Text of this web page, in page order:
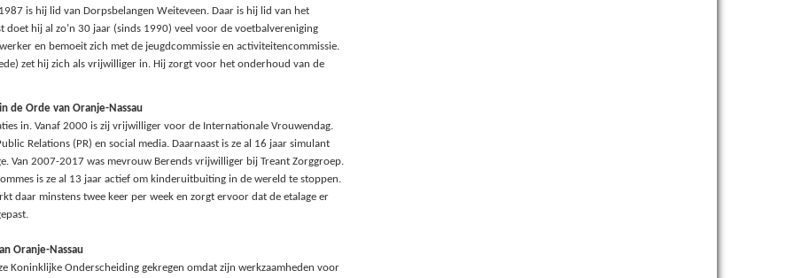
is hij lid van Dorpsbelangen Weiteveen. Daar is hij lid van het
doet hij al zo’n 30 jaar (sinds 1990) veel voor de voetbalvereniging
en bemoeit zich met de jeugdcommissie en activiteitencommissie.
zet hij zich als vrijwilliger in. Hij zorgt voor het onderhoud van de
de Orde van Oranje-Nassau
in. Vanaf 2000 is zij vrijwilliger voor de Internationale Vrouwendag.
Relations (PR) en social media. Daarnaast is ze al 16 jaar simulant
Van 2007-2017 was mevrouw Berends vrijwilliger bij Treant Zorggroep.
is ze al 13 jaar actief om kinderuitbuiting in de wereld te stoppen.
daar minstens twee keer per week en zorgt ervoor dat de etalage er
Oranje-Nassau
Koninklijke Onderscheiding gekregen omdat zijn werkzaamheden voor